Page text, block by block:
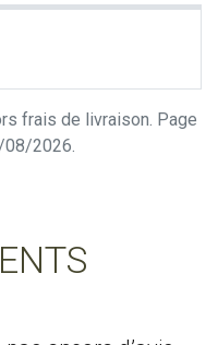
frais de livraison. Page
2026.